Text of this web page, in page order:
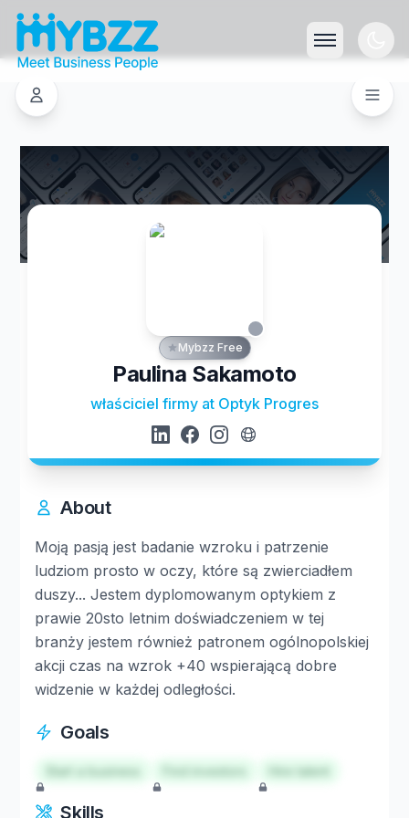
Mybzz Free
Paulina Sakamoto
właściciel firmy at Optyk Progres
About
Moją pasją jest badanie wzroku i patrzenie
ludziom prosto w oczy, które są zwierciadłem
duszy... Jestem dyplomowanym optykiem z
prawie 20sto letnim doświadczeniem w tej
branży jestem również patronem ogólnopolskiej
akcji czas na wzrok +40 wspierającą dobre
widzenie w każdej odległości.
Goals
Start a business Hire talent
Skills